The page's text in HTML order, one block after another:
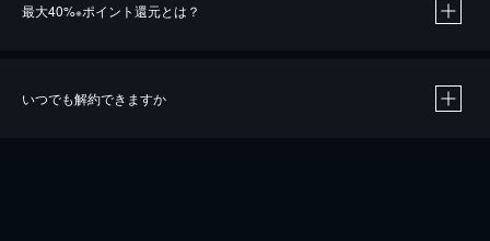
最大40%※ポイント還元とは？
いつでも解約できますか